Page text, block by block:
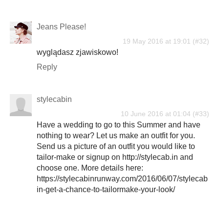
Jeans Please!
19 May 2016 at 19:01
wyglądasz zjawiskowo!
Reply
stylecabin
10 June 2016 at 01:04
Have a wedding to go to this Summer and have
nothing to wear? Let us make an outfit for you.
Send us a picture of an outfit you would like to
tailor-make or signup on http://stylecab.in and
choose one. More details here:
https://stylecabinrunway.com/2016/06/07/stylecab
in-get-a-chance-to-tailormake-your-look/